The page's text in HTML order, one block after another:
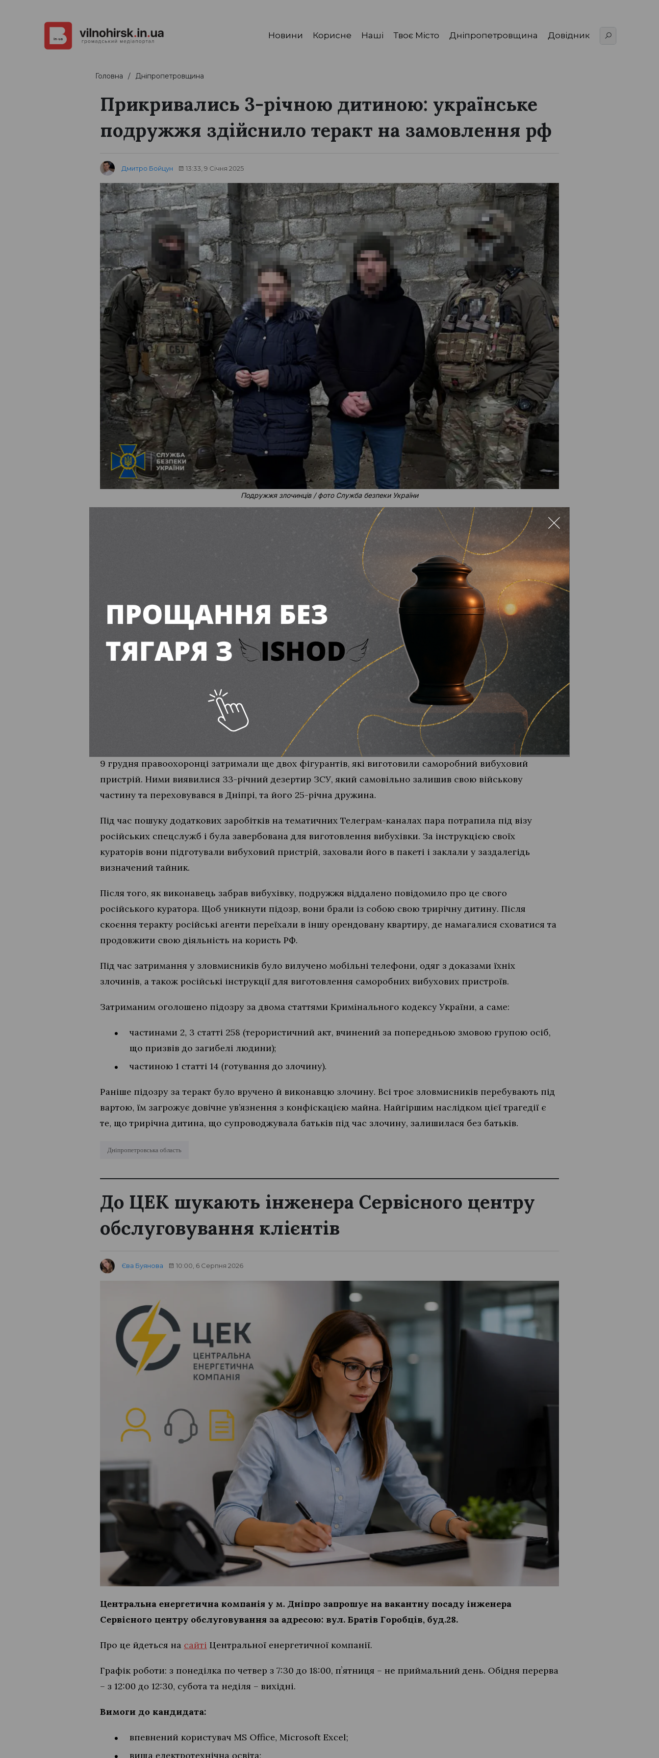
Новини Корисне Наші Твоє Місто Дніпропетровщина Довідник
Головна Дніпропетровщина
Прикривались 3-річною дитиною: українське
подружжя здійснило теракт на замовлення рф
Дмитро Бойцун 13:33, 9 Січня 2025
Подружжя злочинців / фото Служба безпеки України
СБУ та Нацполіція затримали подружжя агентів РФ, які зробили вибуховий пристрій для
теракту біля ТЦК у Дніпрі. Крім того, цей злочин здійснив дезертир ЗСУ прикриваючись своєю
Троє організаторів теракту вже затримані
Служба безпеки України та Національна поліція затримали двох агентів Росії, які виготовили
вибуховий пристрій для теракту, що стався 14 грудня 2024 року біля ТЦК у Дніпрі. Під час вибуху
одна особа загинула, кілька осіб отримали важкі травми, серед яких двоє поліцейських.
Того дня завербований російськими спецслужбами терорист підірвав вибухівку біля
адміністративної будівлі місцевого ТЦК. За кілька годин після інциденту було затримано
безпосереднього виконавця злочину — 37-річного місцевого жителя, який працював на російські
9 грудня правоохоронці затримали ще двох фігурантів, які виготовили саморобний вибуховий
пристрій. Ними виявилися 33-річний дезертир ЗСУ, який самовільно залишив свою військову
частину та переховувався в Дніпрі, та його 25-річна дружина.
Під час пошуку додаткових заробітків на тематичних Телеграм-каналах пара потрапила під візу
російських спецслужб і була завербована для виготовлення вибухівки. За інструкцією своїх
кураторів вони підготували вибуховий пристрій, заховали його в пакеті і заклали у заздалегідь
визначений тайник.
Після того, як виконавець забрав вибухівку, подружжя віддалено повідомило про це свого
російського куратора. Щоб уникнути підозр, вони брали із собою свою трирічну дитину. Після
скоєння теракту російські агенти переїхали в іншу орендовану квартиру, де намагалися сховатися та
продовжити свою діяльність на користь РФ.
Під час затримання у зловмисників було вилучено мобільні телефони, одяг з доказами їхніх
злочинів, а також російські інструкції для виготовлення саморобних вибухових пристроїв.
Затриманим оголошено підозру за двома статтями Кримінального кодексу України, а саме:
частинами 2, 3 статті 258 (терористичний акт, вчинений за попередньою змовою групою осіб,
що призвів до загибелі людини);
частиною 1 статті 14 (готування до злочину).
Раніше підозру за теракт було вручено й виконавцю злочину. Всі троє зловмисників перебувають під
вартою, їм загрожує довічне ув’язнення з конфіскацією майна. Найгіршим наслідком цієї трагедії є
те, що трирічна дитина, що супроводжувала батьків під час злочину, залишилася без батьків.
Дніпропетровська область
До ЦЕК шукають інженера Сервісного центру
обслуговування клієнтів
Єва Буянова 10:00, 6 Серпня 2026
Центральна енергетична компанія у м. Дніпро запрошує на вакантну посаду інженера
Сервісного центру обслуговування за адресою: вул. Братів Горобців, буд.28.
Про це йдеться на сайті Центральної енергетичної компанії.
Графік роботи: з понеділка по четвер з 7:30 до 18:00, пʼятниця – не приймальний день. Обідня перерва
– з 12:00 до 12:30, субота та неділя – вихідні.
Вимоги до кандидата:
впевнений користувач MS Office, Microsoft Excel;
вища електротехнічна освіта;